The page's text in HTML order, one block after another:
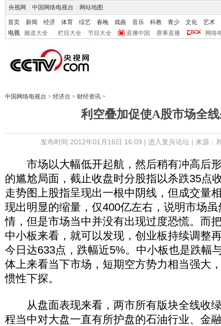
央视网 中国网络电视台 网站地图
首页 新闻 经济 体育 综艺 春晚 戏曲 音乐 科教 青少 文化
艺术
电视
频道大全 栏目大全 节目大全 直播中国 赛事直播 网络
中国网络电视台 > 经济台 > 财经资讯 >
利空叠加促使A股市场全
发布时间:2012年01月16日 16:09 | 进入复兴论坛| 来源：
市场以大幅低开起航，然后稍有冲高后
的尴尬局面，截止收盘时分股指以杀跌35点
走势图上股指呈现出一根中阴线，但成交量
现出明显的缩量，仅400亿左右，说明市场
情，但是市场当中并没有出现过度恐慌。而
中小板来看，就可以发现，创业板持续调整
今日达633点，跌幅近5%。中小板也是跌幅
体上来看当下市场，短期空方势力相当强大
惯性下探。
从盘面表现来看，两市所有版块全线收
程当中对大盘一直有所护盘的石油行业、金